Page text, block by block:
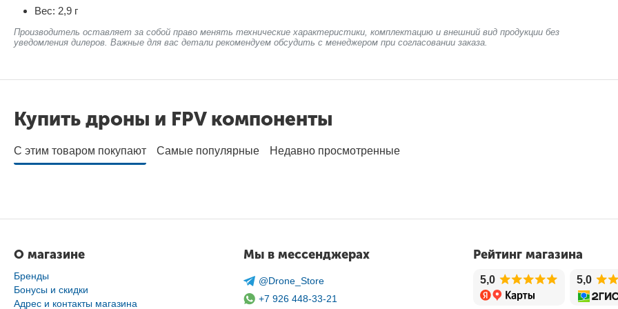
Вес: 2,9 г
Производитель оставляет за собой право менять технические характеристики, комплектацию и внешний вид продукции без
уведомления дилеров. Важные для вас детали рекомендуем обсудить с менеджером при согласовании заказа.
Купить дроны и FPV компоненты
С этим товаром покупают Самые популярные Недавно просмотренные
О магазине
Бренды
Бонусы и скидки
Адрес и контакты магазина
Мы в мессенджерах
@Drone_Store
+7 926 448-33-21
Рейтинг магазина
5,0 5,0